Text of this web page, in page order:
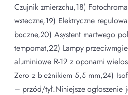
Czujnik zmierzchu,18)
wsteczne,19) Elektryczne
boczne,20) Asystent martwego
tempomat,22) Lampy
aluminiowe R-19 z oponami
Zero z bieżnikiem 5,5 mm,24)
– przód/tył.Niniejsze ogłoszenie